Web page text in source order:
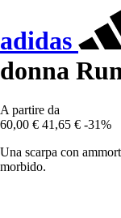
adidas
donna
A partire da
60,00 € 41,65 € -31%
Una scarpa con
morbido.